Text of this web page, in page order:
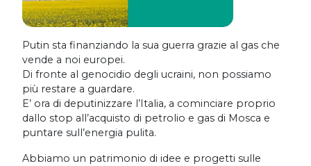
Putin sta finanziando la sua guerra grazie al gas che
vende a noi europei.
Di fronte al genocidio degli ucraini, non possiamo
più restare a guardare.
E’ ora di deputinizzare l’Italia, a cominciare proprio
dallo stop all’acquisto di petrolio e gas di Mosca e
puntare sull’energia pulita.
Abbiamo un patrimonio di idee e progetti sulle